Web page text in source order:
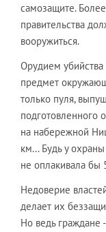
самозащите.
правительства
вооружиться.
Орудием убийства
предмет
только пуля,
подготовленного
на набережной
км... Будь у
не оплакивала бы
Недоверие
делает их
Но ведь граждане